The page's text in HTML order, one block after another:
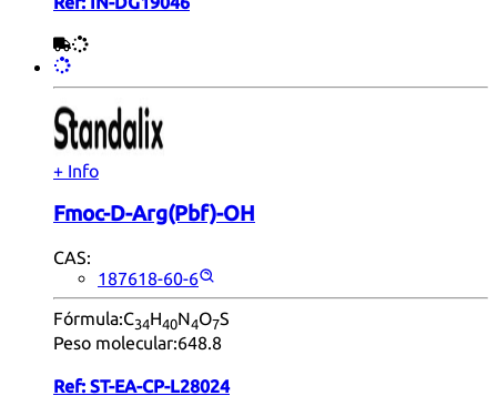
+ Info
Fmoc-D-Arg(Pbf)-OH
CAS:
187618-60-6
Fórmula:C34H40N4O7S
Peso molecular:648.8
Ref: ST-EA-CP-L28024